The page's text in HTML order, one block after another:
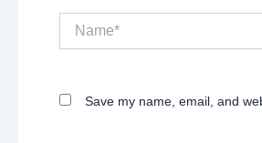
Name*
Save my name, email, and